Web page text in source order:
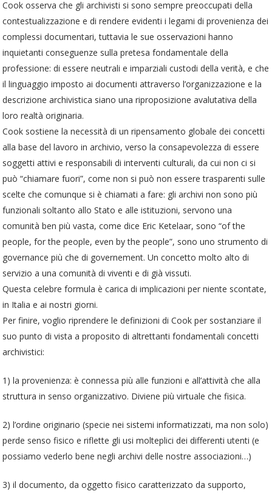
Cook osserva che gli archivisti si sono sempre preoccupati della
contestualizzazione e di rendere evidenti i legami di provenienza dei
complessi documentari, tuttavia le sue osservazioni hanno
inquietanti conseguenze sulla pretesa fondamentale della
professione: di essere neutrali e imparziali custodi della verità, e che
il linguaggio imposto ai documenti attraverso l’organizzazione e la
descrizione archivistica siano una riproposizione avalutativa della
loro realtà originaria.
Cook sostiene la necessità di un ripensamento globale dei concetti
alla base del lavoro in archivio, verso la consapevolezza di essere
soggetti attivi e responsabili di interventi culturali, da cui non ci si
può “chiamare fuori”, come non si può non essere trasparenti sulle
scelte che comunque si è chiamati a fare: gli archivi non sono più
funzionali soltanto allo Stato e alle istituzioni, servono una
comunità ben più vasta, come dice Eric Ketelaar, sono “of the
people, for the people, even by the people”, sono uno strumento di
governance più che di governement. Un concetto molto alto di
servizio a una comunità di viventi e di già vissuti.
Questa celebre formula è carica di implicazioni per niente scontate,
in Italia e ai nostri giorni.
Per finire, voglio riprendere le definizioni di Cook per sostanziare il
suo punto di vista a proposito di altrettanti fondamentali concetti
archivistici:
1) la provenienza: è connessa più alle funzioni e all’attività che alla
struttura in senso organizzativo. Diviene più virtuale che fisica.
2) l’ordine originario (specie nei sistemi informatizzati, ma non solo)
perde senso fisico e riflette gli usi molteplici dei differenti utenti (e
possiamo vederlo bene negli archivi delle nostre associazioni…)
3) il documento, da oggetto fisico caratterizzato da supporto,